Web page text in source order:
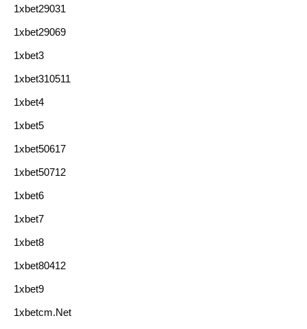
1xbet29031
1xbet29069
1xbet3
1xbet310511
1xbet4
1xbet5
1xbet50617
1xbet50712
1xbet6
1xbet7
1xbet8
1xbet80412
1xbet9
1xbetcm.net